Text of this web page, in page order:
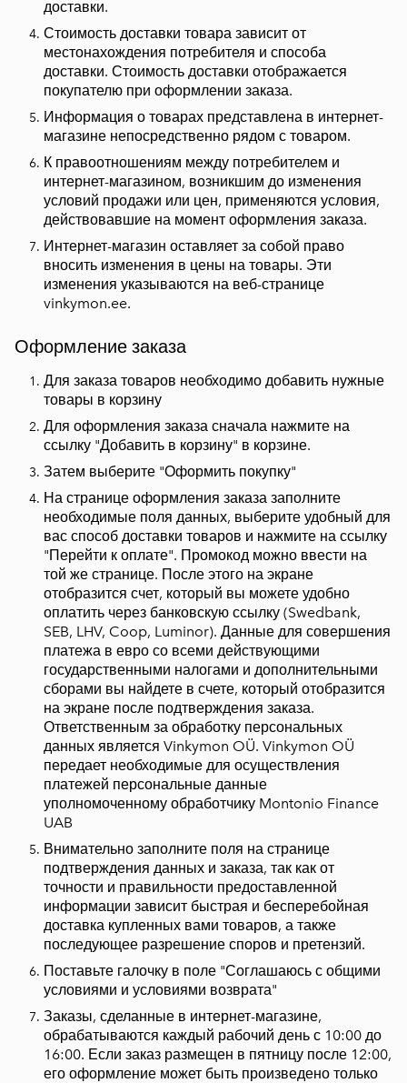
доставки.
Стоимость доставки товара зависит от
местонахождения потребителя и способа
доставки. Стоимость доставки отображается
покупателю при оформлении заказа.
Информация о товарах представлена в интернет-
магазине непосредственно рядом с товаром.
К правоотношениям между потребителем и
интернет-магазином, возникшим до изменения
условий продажи или цен, применяются условия,
действовавшие на момент оформления заказа.
Интернет-магазин оставляет за собой право
вносить изменения в цены на товары. Эти
изменения указываются на веб-странице
vinkymon.ee.
Оформление заказа
Для заказа товаров необходимо добавить нужные
товары в корзину
Для оформления заказа сначала нажмите на
ссылку "Добавить в корзину" в корзине.
Затем выберите "Оформить покупку"
На странице оформления заказа заполните
необходимые поля данных, выберите удобный для
вас способ доставки товаров и нажмите на ссылку
"Перейти к оплате". Промокод можно ввести на
той же странице. После этого на экране
отобразится счет, который вы можете удобно
оплатить через банковскую ссылку (Swedbank,
SEB, LHV, Coop, Luminor). Данные для совершения
платежа в евро со всеми действующими
государственными налогами и дополнительными
сборами вы найдете в счете, который отобразится
на экране после подтверждения заказа.
Ответственным за обработку персональных
данных является Vinkymon OÜ. Vinkymon OÜ
передает необходимые для осуществления
платежей персональные данные
уполномоченному обработчику Montonio Finance
UAB
Внимательно заполните поля на странице
подтверждения данных и заказа, так как от
точности и правильности предоставленной
информации зависит быстрая и бесперебойная
доставка купленных вами товаров, а также
последующее разрешение споров и претензий.
Поставьте галочку в поле "Соглашаюсь с общими
условиями и условиями возврата"
Заказы, сделанные в интернет-магазине,
обрабатываются каждый рабочий день с 10:00 до
16:00. Если заказ размещен в пятницу после 12:00,
его оформление может быть произведено только